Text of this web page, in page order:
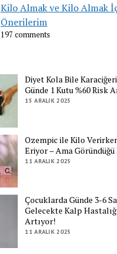
Kilo Almak ve Kilo Almak
Önerilerim
197 comments
Diyet Kola Bile
Günde 1 Kutu %60 Risk
15 ARALIK 2025
Ozempic ile Kilo
Eriyor – Ama
11 ARALIK 2025
Çocuklarda Günde 3-6
Gelecekte Kalp
Artıyor!
11 ARALIK 2025